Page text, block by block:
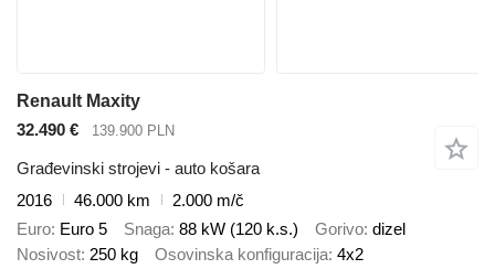
Renault Maxity
32.490 €
139.900 PLN
Građevinski strojevi - auto košara
2016
46.000 km
2.000 m/č
Euro Euro 5 Snaga 88 kW (120 k.s.) Gorivo dizel
Nosivost 250 kg Osovinska konfiguracija 4x2